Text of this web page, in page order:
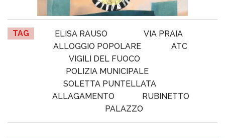
TAG ELISA RAUSO
VIA PRAIA
ALLOGGIO POPOLARE
ATC
VIGILI DEL FUOCO
POLIZIA MUNICIPALE
SOLETTA PUNTELLATA
ALLAGAMENTO
RUBINETTO
PALAZZO